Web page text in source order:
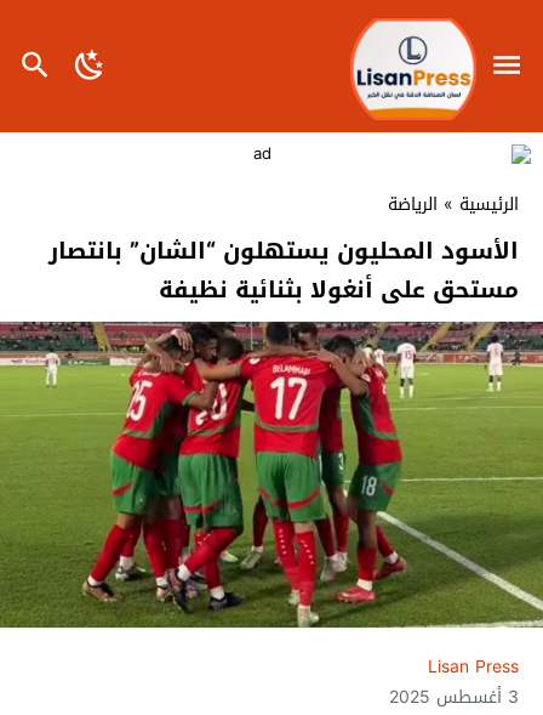
الرئيسية » الرياضة
الأسود المحليون يستهلون “الشان” بانتصار
مستحق على أنغولا بثنائية نظيفة
Lisan Press
3 أغسطس 2025